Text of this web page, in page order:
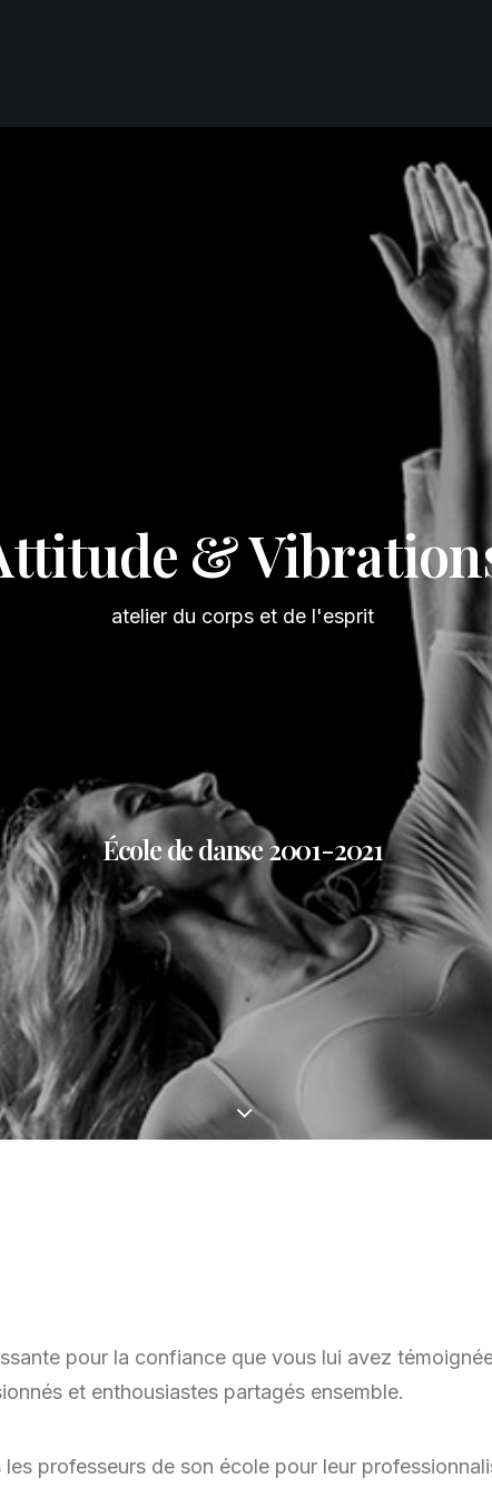
&
atelier du corps et de l'esprit
École de danse 2001-2021
pour la confiance que vous lui avez
et enthousiastes partagés ensemble.
professeurs de son école pour leur